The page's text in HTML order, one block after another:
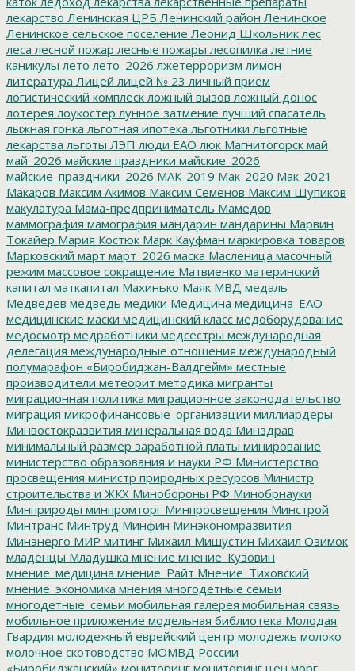
лекарство Ленинская ЦРБ Ленинский район Ленинское
Ленинское сельское поселение Леонид Школьник лес
леса лесной пожар лесные пожары лесопилка летние
каникулы лето лето_2026 лжетерроризм лимон
литература Лицей лицей № 23 личный прием
логистический комплеск ложный вызов ложный донос
лотерея лоукостер лунное затмение лучший спасатель
лыжная гонка льготная ипотека льготники льготные
лекарства льготы ЛЭП люди ЕАО люк Магнитогорск май
май_2026 майские праздники майские_2026
майские_праздники_2026 МАК-2019 Мак-2020 Мак-2021
Макаров Максим Акимов Максим Семенов Максим Шупиков
макулатура Мама-предприниматель Мамедов
маммография мамография мандарин мандарины Марвин
Токайер Мария Костюк Марк Кауфман маркировка товаров
Марковский март март_2026 маска Масленица масочный
режим массовое сокращение Матвиенко материнский
капитал маткапитал Махинько Маяк МВД медаль
Медведев медведь медики Медицина медицина_ЕАО
медицинские маски медицинский класс медоборудование
медосмотр медработники медсестры международная
делегация международные отношения международный
полумарафон «Биробиджан-Валдгейм» местные
производители метеорит методика мигранты
миграционная политика миграционное законодательство
миграция микрофинансовые_организации миллиардеры
Минвостокразвития минеральная вода Минздрав
минимальный размер заработной платы минирование
министерство образования и науки РФ Министерство
просвещения министр природных ресурсов Министр
строительства и ЖКХ Минобороны РФ Минобрнауки
Минприроды минпромторг Минпросвещения Минстрой
Минтранс Минтруд Минфин Минэкономразвития
Минэнерго МИР митинг Михаил Мишустин Михаил Озимок
младенцы Младушка мнение мнение_Кузовин
мнение_медицина мнение_Райт Мнение_Тиховский
мнение_экономика мнения многодетные семьи
многодетные_семьи мобильная галерея мобильная связь
мобильное приложение модельная библиотека Молодая
Гвардия молодежный еврейский центр молодежь молоко
молочное скотоводство МОМВД России
«Биробиджанский» мониторинг мониторинг цен морг